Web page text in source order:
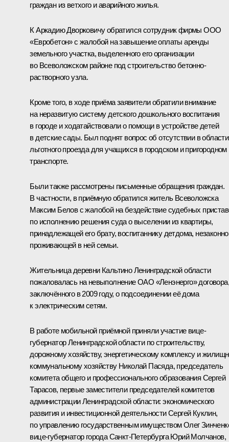
граждан из ветхого и аварийного жилья.
К Аркадию Дворковичу обратился сотрудник фирмы ООО
«Евробетон» с жалобой на завышение оплаты аренды
земельного участка, выделенного его организации
во Всеволожском районе под строительство бетонно-
растворного узла.
Кроме того, в ходе приёма заявители обратили внимание
на неразвитую систему детского дошкольного воспитания
в городе и ходатайствовали о помощи в устройстве детей
в детские сады. Был поднят вопрос об отсутствии в области
льготного проезда для учащихся в городском и пригородном
транспорте.
Были также рассмотрены письменные обращения граждан.
В частности, в приёмную обратился житель Всеволожска
Максим Белов с жалобой на бездействие судебных
по исполнению решения суда о выселении из квартиры,
принадлежащей его брату, воспитаннику детдома, незаконно
проживающей в ней семьи.
Жительница деревни Кальтино Ленинградской области
пожаловалась на невыполнение ОАО «Ленэнерго» договора,
заключённого в 2009 году, о подсоединении её дома
к электрическим сетям.
В работе мобильной приёмной приняли участие вице-
губернатор Ленинградской области по строительству,
дорожному хозяйству, энергетическому комплексу и
коммунальному хозяйству Николай Пасяда, председатель
комитета общего и профессионального образования Сергей
Тарасов, первые заместители председателей комитетов
администрации Ленинградской области: экономического
развития и инвестиционной деятельности Сергей Куклин,
по управлению государственным имуществом Олег
вице-губернатор города Санкт-Петербурга Юрий Молчанов,